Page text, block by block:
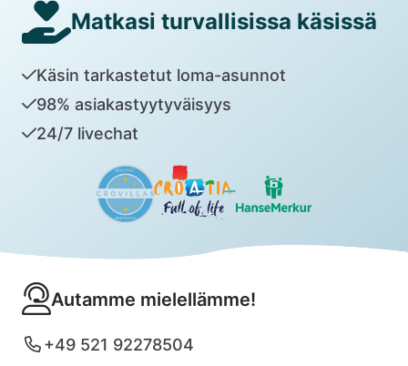
Matkasi turvallisissa käsissä
Käsin tarkastetut loma-asunnot
98% asiakastyytyväisyys
24/7 livechat
Autamme mielellämme!
+49 521 92278504